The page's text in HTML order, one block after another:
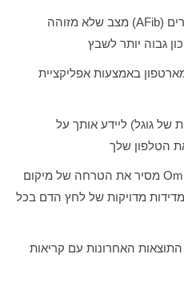
(
AFib) מצב שלא מזוהה
גבוה יותר לשבץ
באמצעות אפליקציית
של גוגל) ליידע אותך על
הטלפון שלך
מסיר את הטרחה של מיקום
מדידות מדויקות של לחץ הדם בכל
האחרונות עם קריאות